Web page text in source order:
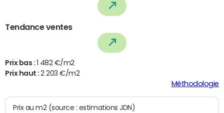
Tendance ventes
Prix bas :
1 482 €/m2
Prix haut :2 203 €/m2
Méthodologie
Prix au m2 (source : estimations JDN)